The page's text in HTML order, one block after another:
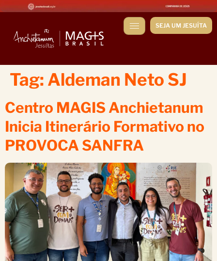
SEJA UM JESUÍTA
Tag: Aldeman Neto SJ
Centro MAGIS Anchietanum
Inicia Itinerário Formativo no
PROVOCA SANFRA